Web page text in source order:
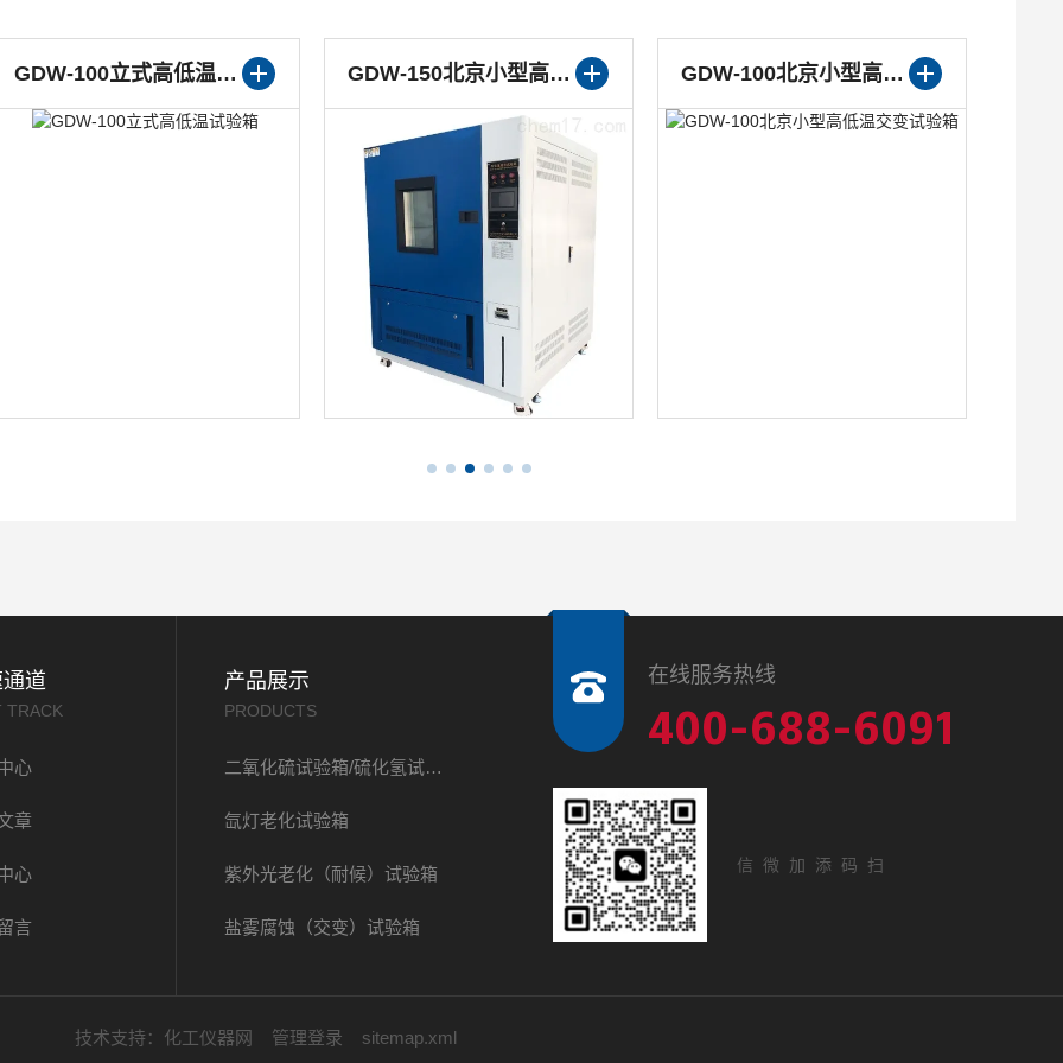
GDW-100立式高低温试验箱 GDW-150北京小型高低温试验箱 GDW-100北京小型高低温交变试验箱
道
TRACK
心
章
心
言
产品展示
PRODUCTS
二氧化硫试验箱/硫化氢试验箱
氙灯老化试验箱
紫外光老化（耐候）试验箱
盐雾腐蚀（交变）试验箱
在线服务热线
400-688-6091
扫码添加微信
技术支持： 化工仪器网 管理登录 sitemap.xml